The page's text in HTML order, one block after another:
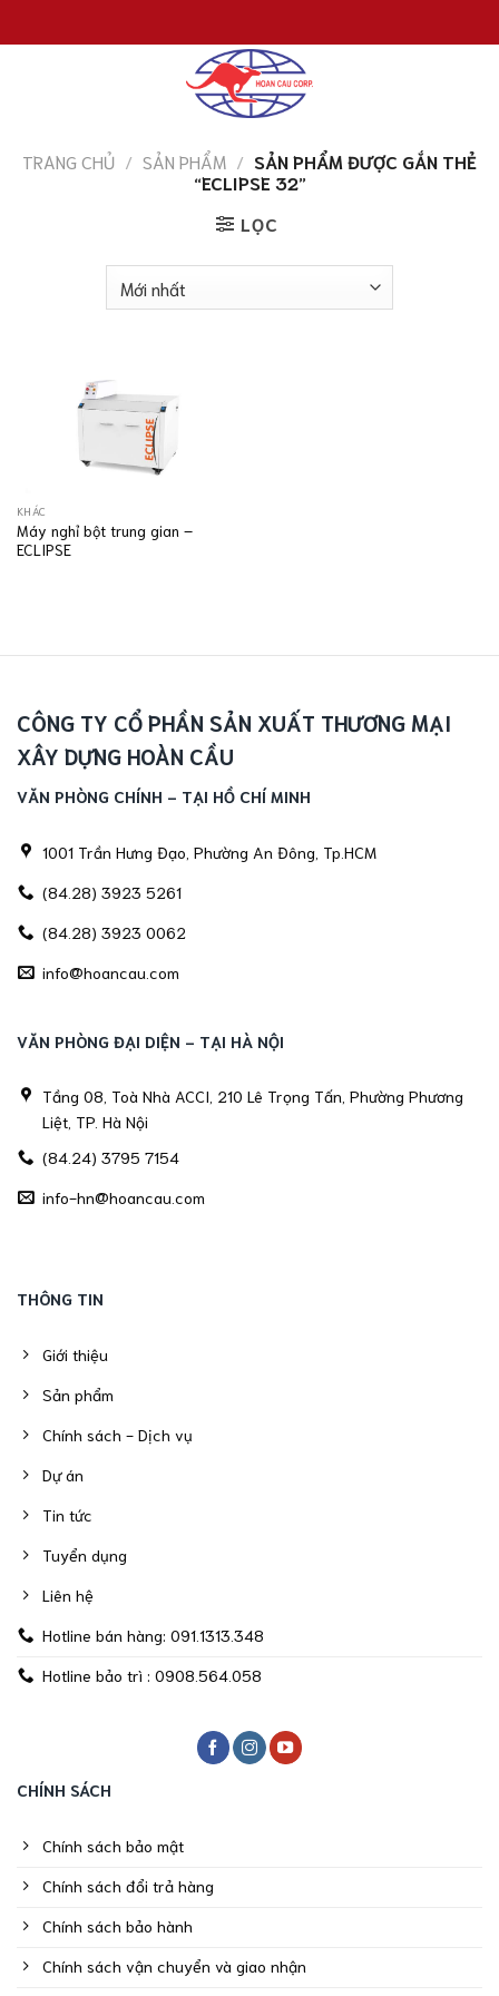
đến
TRANG CHỦ / SẢN PHẨM / SẢN PHẨM ĐƯỢC GẮN THẺ
“ECLIPSE 32”
LỌC
KHÁC
Máy nghỉ bột trung gian –
ECLIPSE
CÔNG TY CỔ PHẦN SẢN XUẤT THƯƠNG MẠI
XÂY DỰNG HOÀN CẦU
VĂN PHÒNG CHÍNH - TẠI HỒ CHÍ MINH
1001 Trần Hưng Đạo, Phường An Đông, Tp.HCM
(84.28) 3923 5261
(84.28) 3923 0062
info@hoancau.com
VĂN PHÒNG ĐẠI DIỆN - TẠI HÀ NỘI
Tầng 08, Toà Nhà ACCI, 210 Lê Trọng Tấn, Phường Phương
Liệt, TP. Hà Nội
(84.24) 3795 7154
info-hn@hoancau.com
THÔNG TIN
Giới thiệu
Sản phẩm
Chính sách - Dịch vụ
Dự án
Tin tức
Tuyển dụng
Liên hệ
Hotline bán hàng: 091.1313.348
Hotline bảo trì : 0908.564.058
CHÍNH SÁCH
Chính sách bảo mật
Chính sách đổi trả hàng
Chính sách bảo hành
Chính sách vận chuyển và giao nhận